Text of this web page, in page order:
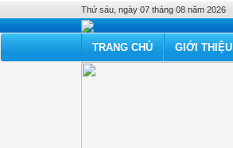
Thứ sáu, ngày 07 tháng 08 năm 2026
TRANG CHỦ GIỚI THIỆU